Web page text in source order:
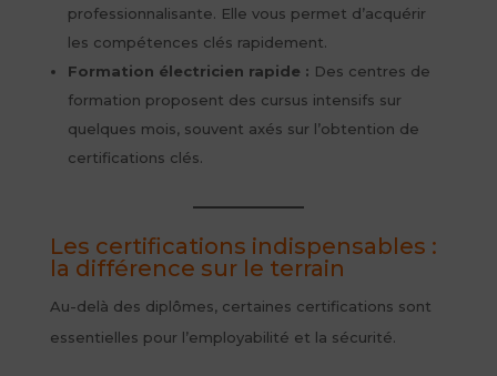
professionnalisante. Elle vous permet d’acquérir
les compétences clés rapidement.
Formation électricien rapide : Des centres de
formation proposent des cursus intensifs sur
quelques mois, souvent axés sur l’obtention de
certifications clés.
Les certifications indispensables :
la différence sur le terrain
Au-delà des diplômes, certaines certifications sont
essentielles pour l’employabilité et la sécurité.